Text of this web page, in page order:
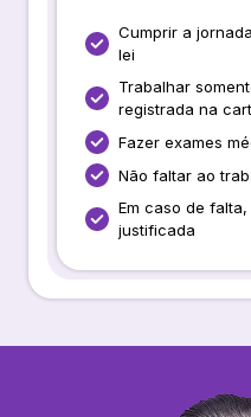
Cumprir a
lei
Trabalhar
registrada na
Fazer exames
Não faltar ao
Em caso de
justificada